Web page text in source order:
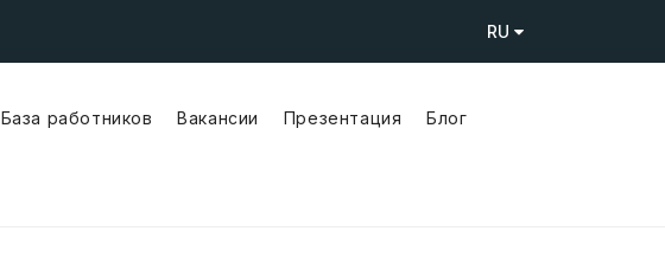
RU
База работников Вакансии Презентация Блог